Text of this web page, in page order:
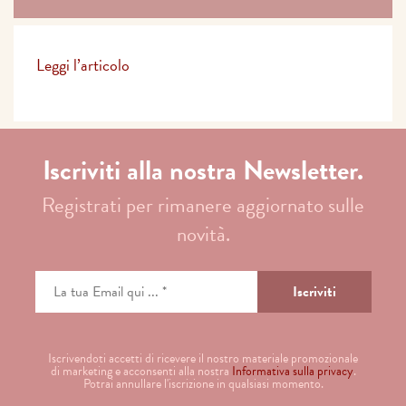
Leggi l’articolo
Iscriviti alla nostra Newsletter.
Registrati per rimanere aggiornato sulle
novità.
Iscrivendoti accetti di ricevere il nostro materiale promozionale
di marketing e acconsenti alla nostra Informativa sulla privacy.
Potrai annullare l'iscrizione in qualsiasi momento.